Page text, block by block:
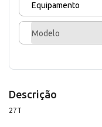
Equipamento
Modelo
Descrição
27T